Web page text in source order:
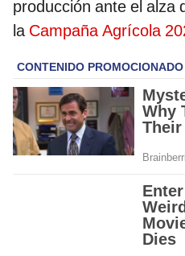
producción ante el alza
la Campaña Agrícola